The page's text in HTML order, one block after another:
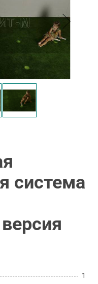
система
1